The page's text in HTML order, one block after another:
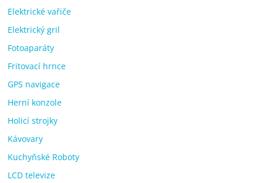
Elektrické vařiče
Elektrický gril
Fotoaparáty
Fritovací hrnce
GPS navigace
Herní konzole
Holicí strojky
Kávovary
Kuchyňské Roboty
LCD televize